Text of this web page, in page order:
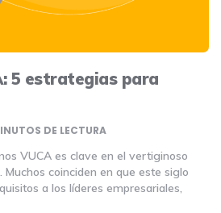
5 estrategias para
DE LECTURA
VUCA es clave en el vertiginoso
coinciden en que este siglo
a los líderes empresariales,